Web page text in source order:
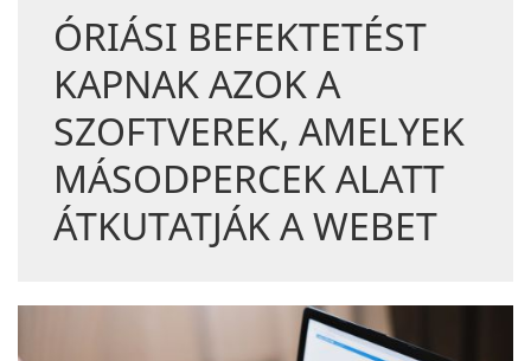
ÓRIÁSI BEFEKTETÉST
KAPNAK AZOK A
SZOFTVEREK, AMELYEK
MÁSODPERCEK ALATT
ÁTKUTATJÁK A WEBET